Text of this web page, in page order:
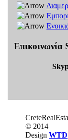
Επικοινωνία
© 2014 |
Design WTD